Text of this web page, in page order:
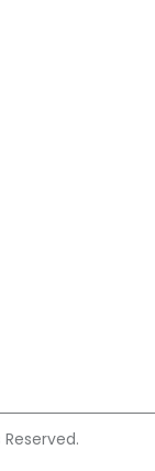
Reserved.